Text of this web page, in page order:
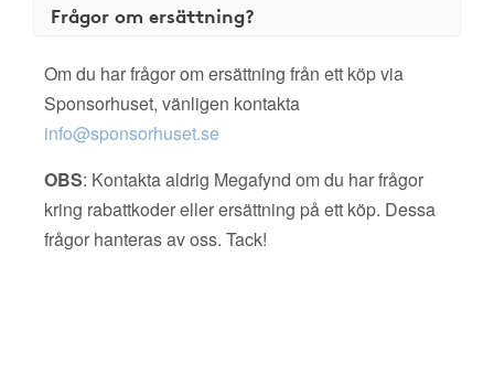
Frågor om ersättning?
Om du har frågor om ersättning från ett köp via
Sponsorhuset, vänligen kontakta
info@sponsorhuset.se
OBS: Kontakta aldrig Megafynd om du har frågor
kring rabattkoder eller ersättning på ett köp. Dessa
frågor hanteras av oss. Tack!